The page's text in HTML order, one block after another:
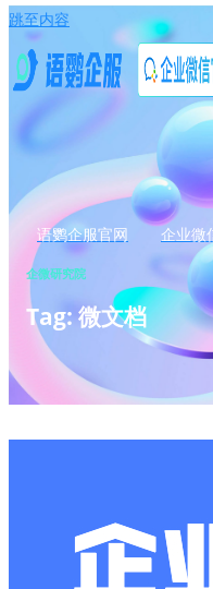
跳至内容
语鹦企服官网 企业微
企微研究院
Tag: 微文档